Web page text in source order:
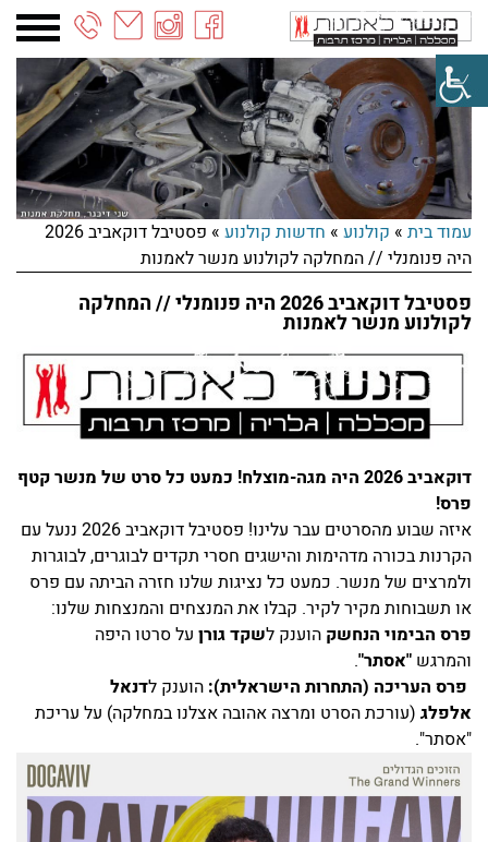
03-
6887090
עמוד בית » קולנוע » חדשות קולנוע »
פסטיבל דוקאביב 2026
היה פנומנלי // המחלקה לקולנוע מנשר לאמנות
פסטיבל דוקאביב 2026 היה פנומנלי // המחלקה
לקולנוע מנשר לאמנות
דוקאביב 2026 היה מגה-מוצלח! כמעט כל סרט של מנשר קטף
פרס!
איזה שבוע מהסרטים עבר עלינו! פסטיבל דוקאביב 2026 ננעל עם
הקרנות בכורה מדהימות והישגים חסרי תקדים לבוגרים, לבוגרות
ולמרצים של מנשר. כמעט כל נציגות שלנו חזרה הביתה עם פרס
או תשבוחות מקיר לקיר. קבלו את המנצחים והמנצחות שלנו:
פרס הבימוי הנחשק הוענק לשקד גורן על סרטו היפה
והמרגש "אסתר".
פרס העריכה (התחרות הישראלית): הוענק לדנאל
אלפלג (עורכת הסרט ומרצה אהובה אצלנו במחלקה) על עריכת
"אסתר".